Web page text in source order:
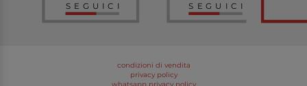
SEGUICI SEGUICI
condizioni di vendita
privacy policy